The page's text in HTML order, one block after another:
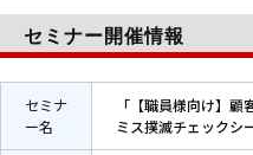
セミナー開催情報
セミナ
ー名
「【職員様向け】
ミス撲滅チェックシ